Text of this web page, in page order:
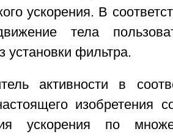
ускорения. В
тела
установки фильтра.
активности в
изобретения
ускорения по